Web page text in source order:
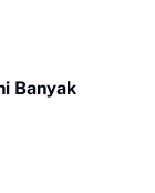
Banyak